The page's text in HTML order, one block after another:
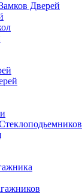
Дверей